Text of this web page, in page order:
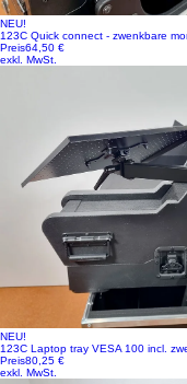
NEU!
123C Quick connect - zwenkbare
Preis64,50 €
exkl. MwSt.
NEU!
123C Laptop tray VESA 100 incl.
Preis80,25 €
exkl. MwSt.